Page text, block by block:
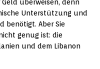
überweisen, denn
Unterstützung und
benötigt. Aber Sie
genug ist: die
und dem Libanon